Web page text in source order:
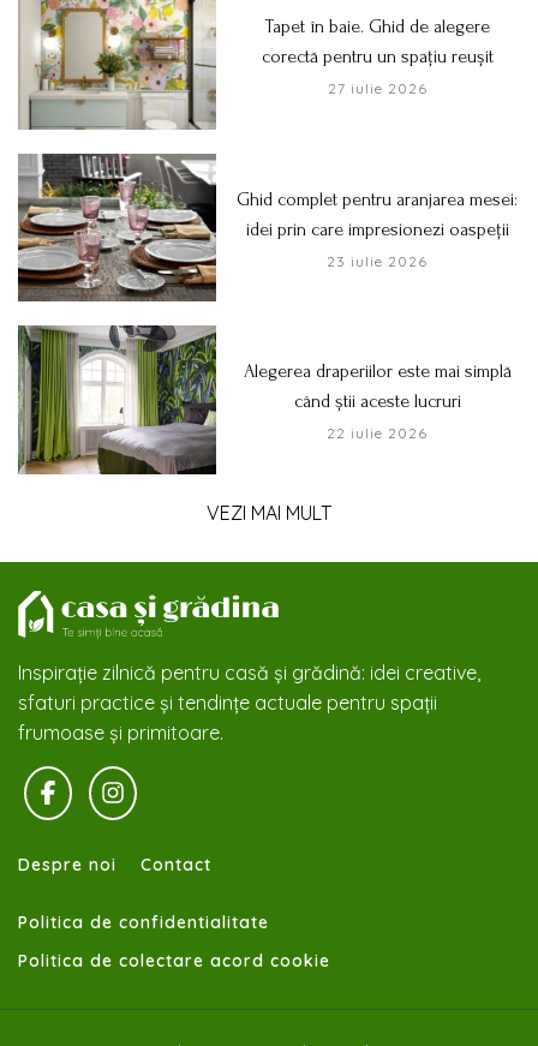
Tapet în baie. Ghid de alegere
corectă pentru un spațiu reușit
27 iulie 2026
Ghid complet pentru aranjarea mesei:
idei prin care impresionezi oaspeții
23 iulie 2026
Alegerea draperiilor este mai simplă
când știi aceste lucruri
22 iulie 2026
VEZI MAI MULT
Inspirație zilnică pentru casă și grădină: idei creative,
sfaturi practice și tendințe actuale pentru spații
frumoase și primitoare.
Despre noi Contact
Politica de confidentialitate
Politica de colectare acord cookie